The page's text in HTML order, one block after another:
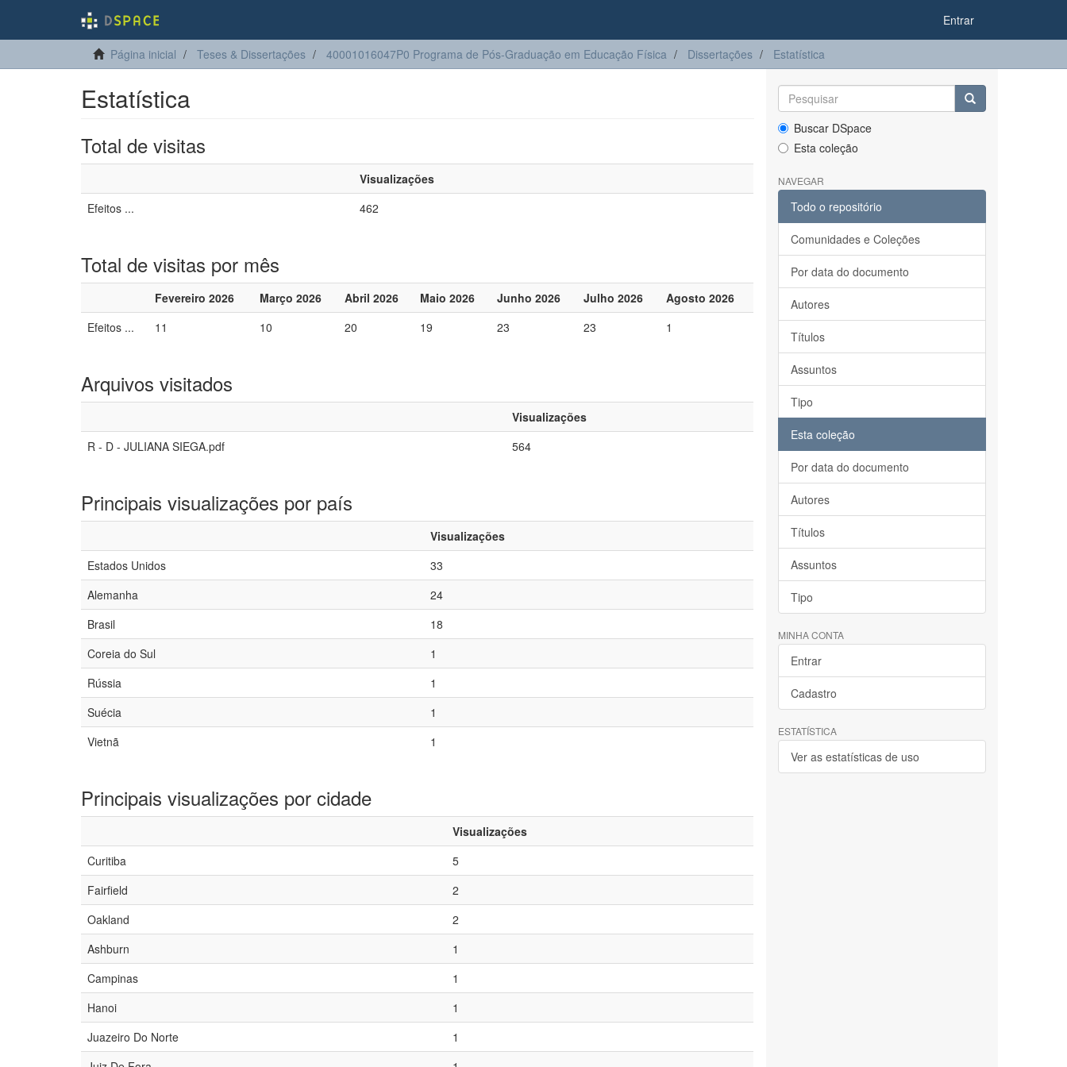
Entrar
Página inicial Teses & Dissertações 40001016047P0 Programa de Pós-Graduação em Educação Física Dissertações Estatística
Estatística
Total de visitas
Visualizações
Efeitos ...
462
Total de visitas por mês
Fevereiro 2026 Março 2026 Abril 2026 Maio 2026 Junho 2026 Julho 2026
Agosto 2026
Efeitos ...
11 10 20 19 23 23 1
Arquivos visitados
Visualizações
R - D - JULIANA SIEGA.pdf
564
Principais visualizações por país
Visualizações
Estados Unidos
33
Alemanha
24
Brasil
18
Coreia do Sul
1
Rússia
1
Suécia
1
Vietnã
1
Principais visualizações por cidade
Visualizações
Curitiba
5
Fairfield
2
Oakland
2
Ashburn
1
Campinas
1
Hanoi
1
Juazeiro Do Norte
1
Buscar DSpace
Esta coleção
NAVEGAR
Todo o repositório
Comunidades e Coleções
Por data do documento
Autores
Títulos
Assuntos
Tipo
Esta coleção
Por data do documento
Autores
Títulos
Assuntos
Tipo
MINHA CONTA
Entrar
Cadastro
ESTATÍSTICA
Ver as estatísticas de uso